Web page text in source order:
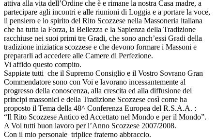
attiva alla vita dell’Ordine che è e rimane la nostra Casa madre, a
partecipare agli incontri e alle riunioni di Loggia e a portare la voce,
il pensiero e lo spirito del Rito Scozzese nella Massoneria italiana
che ha tutta la Forza, la Bellezza e la Sapienza della Tradizione
racchiuse nei suoi primi tre Gradi, che sono anch’essi Gradi della
tradizione iniziatica scozzese e che devono formare i Massoni e
prepararli ad accedere alle Camere di Perfezione.
Vi affido questo compito.
Sappiate tutti che il Supremo Consiglio e il Vostro Sovrano Gran
Commendatore sono con Voi e lavorano incessantemente al
progresso della conoscenza, alla crescita ed alla diffusione dei
principi massonici e della Tradizione Scozzese così come ha
proposto il Tema della 48^ Conferenza Europea del R.S.A.A. :
“Il Rito Scozzese Antico ed Accettato nel Mondo e per il Mondo”.
A Voi tutti buon lavoro per l’Anno Scozzese 2007/2008.
Con il mio personale triplice fraterno abbraccio.